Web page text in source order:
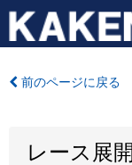
前のページに戻る
レース展